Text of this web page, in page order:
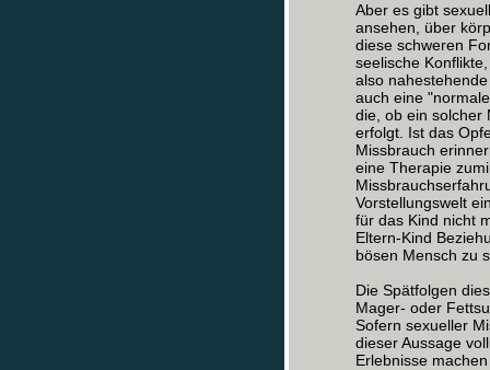
Aber es gibt
ansehen, über
diese schweren
seelische
also
auch eine
die, ob ein solcher
erfolgt. Ist das
Missbrauch
eine Therapie
Vorstellungswelt
für das Kind nicht
Eltern-Kind
bösen Mensch zu
Die Spätfolgen
Mager- oder
Sofern sexueller
dieser Aussage
Erlebnisse